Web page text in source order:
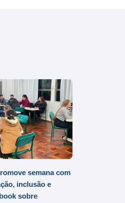
semana com
inclusão e
sobre